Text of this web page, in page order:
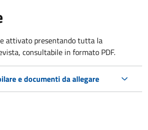
attivato presentando tutta la
consultabile in formato PDF.
e documenti da allegare